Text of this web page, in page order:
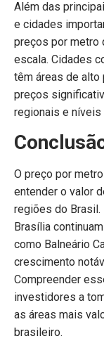
Além das
e cidades
preços por metro
escala. Cidades
têm áreas de
preços
regionais e
O preço por
entender o valor
regiões do Brasil.
Brasília
como Balneário
crescimento
Compreender
investidores a
as áreas mais
brasileiro.